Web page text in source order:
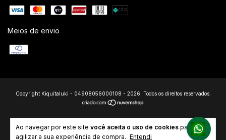
Ao navegar por este site você aceita o uso de cookies para
agilizar a sua experiência de compra. Entendi
Meios de envio
Copyright Kiquitaluki - 04908056000108 - 2026. Todos os direitos reservados.